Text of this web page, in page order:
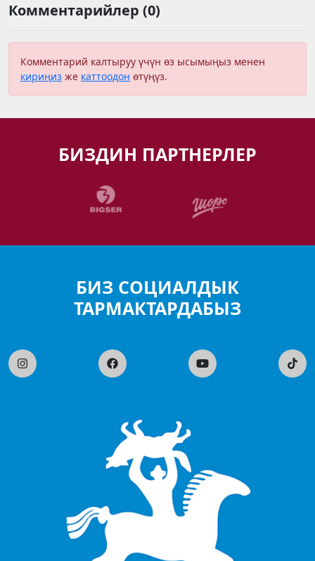
Комментарийлер (0)
Комментарий калтыруу үчүн өз ысымыңыз менен
кириңиз же каттоодон өтүңүз.
БИЗДИН ПАРТНЕРЛЕР
БИЗ СОЦИАЛДЫК
ТАРМАКТАРДАБЫЗ